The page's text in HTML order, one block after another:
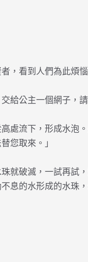
，看到人們為此煩
給公主一個網子，
處流下，形成水泡
您取來。」
就破滅，一試再試
息的水形成的水珠，